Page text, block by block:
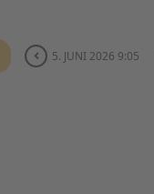
5. JUNI 2026 9:05